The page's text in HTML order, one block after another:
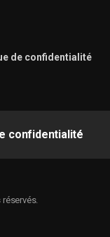
de confidentialité
confidentialité